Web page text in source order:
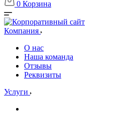
0 Корзина
Компания
О нас
Наша команда
Отзывы
Реквизиты
Услуги